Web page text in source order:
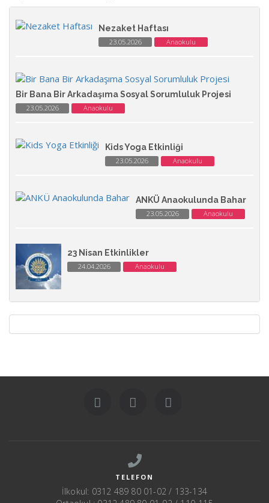
Nezaket Haftası
23.05.2026 Anaokulu
Bir Bana Bir Arkadaşıma Sosyal Sorumluluk Projesi
23.05.2026 Anaokulu
Kids Yoga Etkinliği
23.05.2026 Anaokulu
ANKÜ Anaokulunda Bahar
23.05.2026 Anaokulu
23 Nisan Etkinlikler
24.04.2026 Anaokulu
TELEFON
İlkokul: 0312 489 80 01-02 / 133-134